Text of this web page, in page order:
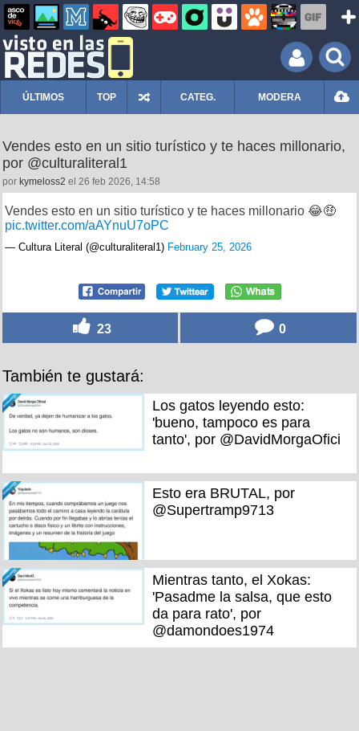
ÚLTIMOS TOP CATEG. MODERA
Vendes esto en un sitio turístico y te haces millonario,
por @culturaliteral1
por kymeloss2 el 26 feb 2026, 14:58
Vendes esto en un sitio turístico y te haces millonario 😂🤑
pic.twitter.com/aAYnuU7oPC
— Cultura Literal (@culturaliteral1) February 25, 2026
23 0
También te gustará:
Los gatos leyendo esto:
'bueno, tampoco es para
tanto', por @DavidMorgaOfici
Esto era BRUTAL, por
@Supertramp9713
Mientras tanto, el Xokas:
'Pasadme la salsa, que esto
da para rato', por
@damondoes1974